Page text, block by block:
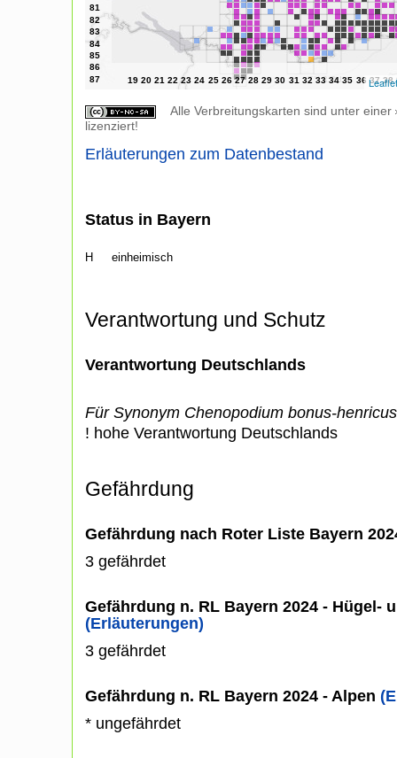
Leaflet
Alle Verbreitungskarten sind unter einer
lizenziert!
Erläuterungen zum Datenbestand
Status in Bayern
H einheimisch
Verantwortung und Schutz
Verantwortung Deutschlands
Für Synonym Chenopodium bonus-
! hohe Verantwortung Deutschlands
Gefährdung
Gefährdung nach Roter Liste Bayern
3 gefährdet
Gefährdung n. RL Bayern 2024 - Hügel-
(Erläuterungen)
3 gefährdet
Gefährdung n. RL Bayern 2024 - Alpen
* ungefährdet